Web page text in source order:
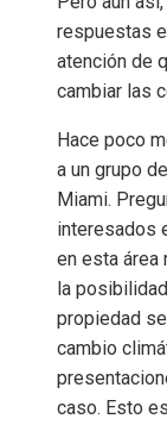
respuestas
atención de
cambiar las
Hace poco
a un grupo
Miami.
interesados
en esta área
la
propiedad
cambio
caso. Esto